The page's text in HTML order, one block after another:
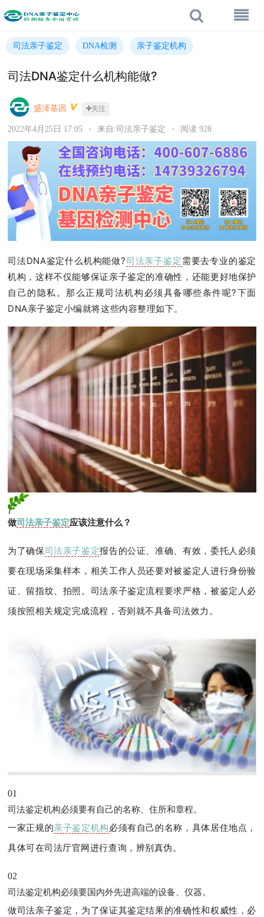
司法亲子鉴定 DNA检测 亲子鉴定机构
司法DNA鉴定什么机构能做?
盛泽基因 关注
2022年4月25日 17:05 • 来自:司法亲子鉴定 • 阅读 928
司法DNA鉴定什么机构能做?司法亲子鉴定需要去专业的鉴定
机构，这样不仅能够保证亲子鉴定的准确性，还能更好地保护
自己的隐私。那么正规司法机构必须具备哪些条件呢?下面
DNA亲子鉴定小编就将这些内容整理如下。
做司法亲子鉴定应该注意什么？
为了确保司法亲子鉴定报告的公证、准确、有效，委托人必须
要在现场采集样本，相关工作人员还要对被鉴定人进行身份验
证、留指纹、拍照。司法亲子鉴定流程要求严格，被鉴定人必
须按照相关规定完成流程，否则就不具备司法效力。
01
司法鉴定机构必须要有自己的名称、住所和章程。
一家正规的亲子鉴定机构必须有自己的名称，具体居住地点，
具体可在司法厅官网进行查询，辨别真伪。
02
司法鉴定机构必须要国内外先进高端的设备、仪器。
做司法亲子鉴定，为了保证其鉴定结果的准确性和权威性，必